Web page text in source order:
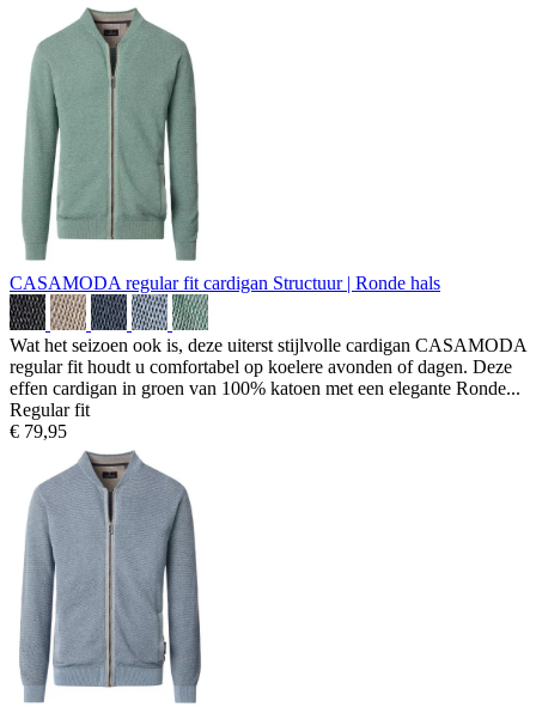
CASAMODA regular fit cardigan Structuur | Ronde hals
Wat het seizoen ook is, deze uiterst stijlvolle cardigan CASAMODA
regular fit houdt u comfortabel op koelere avonden of dagen. Deze
effen cardigan in groen van 100% katoen met een elegante Ronde...
Regular fit
€ 79,95